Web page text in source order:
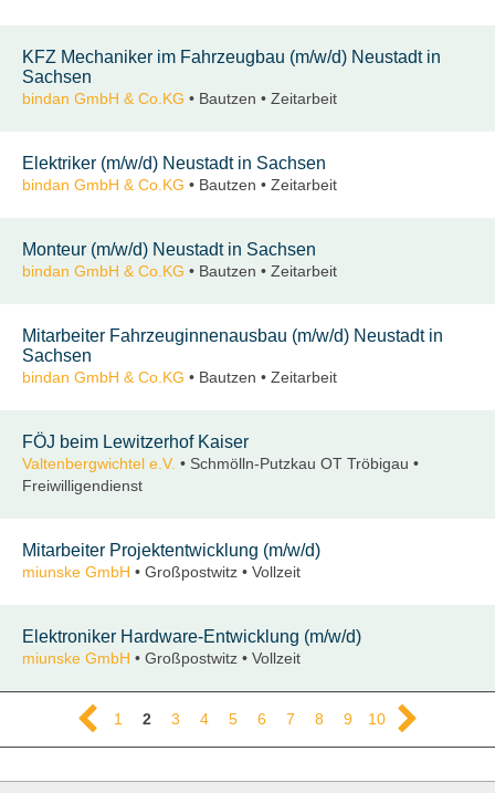
KFZ Mechaniker im Fahrzeugbau (m/w/d) Neustadt in
Sachsen
bindan GmbH & Co.KG • Bautzen • Zeitarbeit
Elektriker (m/w/d) Neustadt in Sachsen
bindan GmbH & Co.KG • Bautzen • Zeitarbeit
Monteur (m/w/d) Neustadt in Sachsen
bindan GmbH & Co.KG • Bautzen • Zeitarbeit
Mitarbeiter Fahrzeuginnenausbau (m/w/d) Neustadt in
Sachsen
bindan GmbH & Co.KG • Bautzen • Zeitarbeit
FÖJ beim Lewitzerhof Kaiser
Valtenbergwichtel e.V. • Schmölln-Putzkau OT Tröbigau •
Freiwilligendienst
Mitarbeiter Projektentwicklung (m/w/d)
miunske GmbH • Großpostwitz • Vollzeit
Elektroniker Hardware-Entwicklung (m/w/d)
miunske GmbH • Großpostwitz • Vollzeit
1 2 3 4 5 6 7 8 9 10